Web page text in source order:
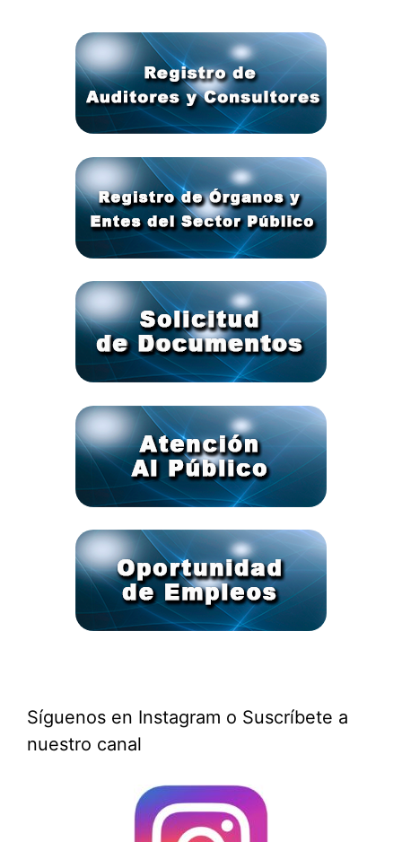
Síguenos en Instagram o Suscríbete a
nuestro canal